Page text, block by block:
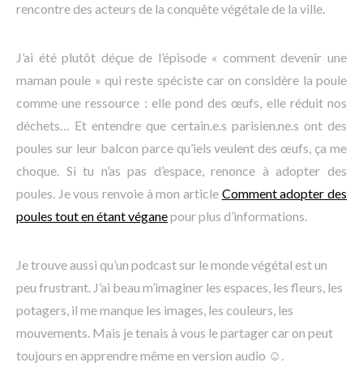
rencontre des acteurs de la conquête végétale de la ville.
J’ai été plutôt déçue de l’épisode « comment devenir une
maman poule » qui reste spéciste car on considère la poule
comme une ressource : elle pond des œufs, elle réduit nos
déchets… Et entendre que certain.e.s parisien.ne.s ont des
poules sur leur balcon parce qu’iels veulent des œufs, ça me
choque. Si tu n’as pas d’espace, renonce à adopter des
poules. Je vous renvoie à mon article Comment adopter des
poules tout en étant véganepour plus d’informations.
Je trouve aussi qu’un podcast sur le monde végétal est un
peu frustrant. J’ai beau m’imaginer les espaces, les fleurs, les
potagers, il me manque les images, les couleurs, les
mouvements. Mais je tenais à vous le partager car on peut
toujours en apprendre même en version audio ☺.